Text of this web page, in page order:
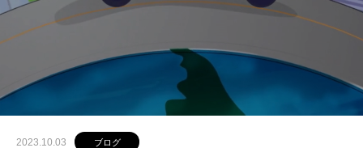
2023.10.03 ブログ